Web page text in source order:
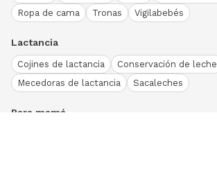
Ropa de cama
Tronas Vigilabebés
Lactancia
Cojines de lactancia
Conservación de leche
Mecedoras de lactancia
Sacaleches
Para mamá